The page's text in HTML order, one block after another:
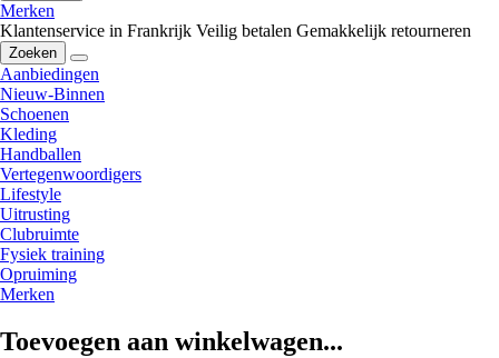
Merken
Klantenservice in Frankrijk Veilig betalen Gemakkelijk retourneren
Zoeken
Aanbiedingen
Nieuw-Binnen
Schoenen
Kleding
Handballen
Vertegenwoordigers
Lifestyle
Uitrusting
Clubruimte
Fysiek training
Opruiming
Merken
Toevoegen aan winkelwagen...